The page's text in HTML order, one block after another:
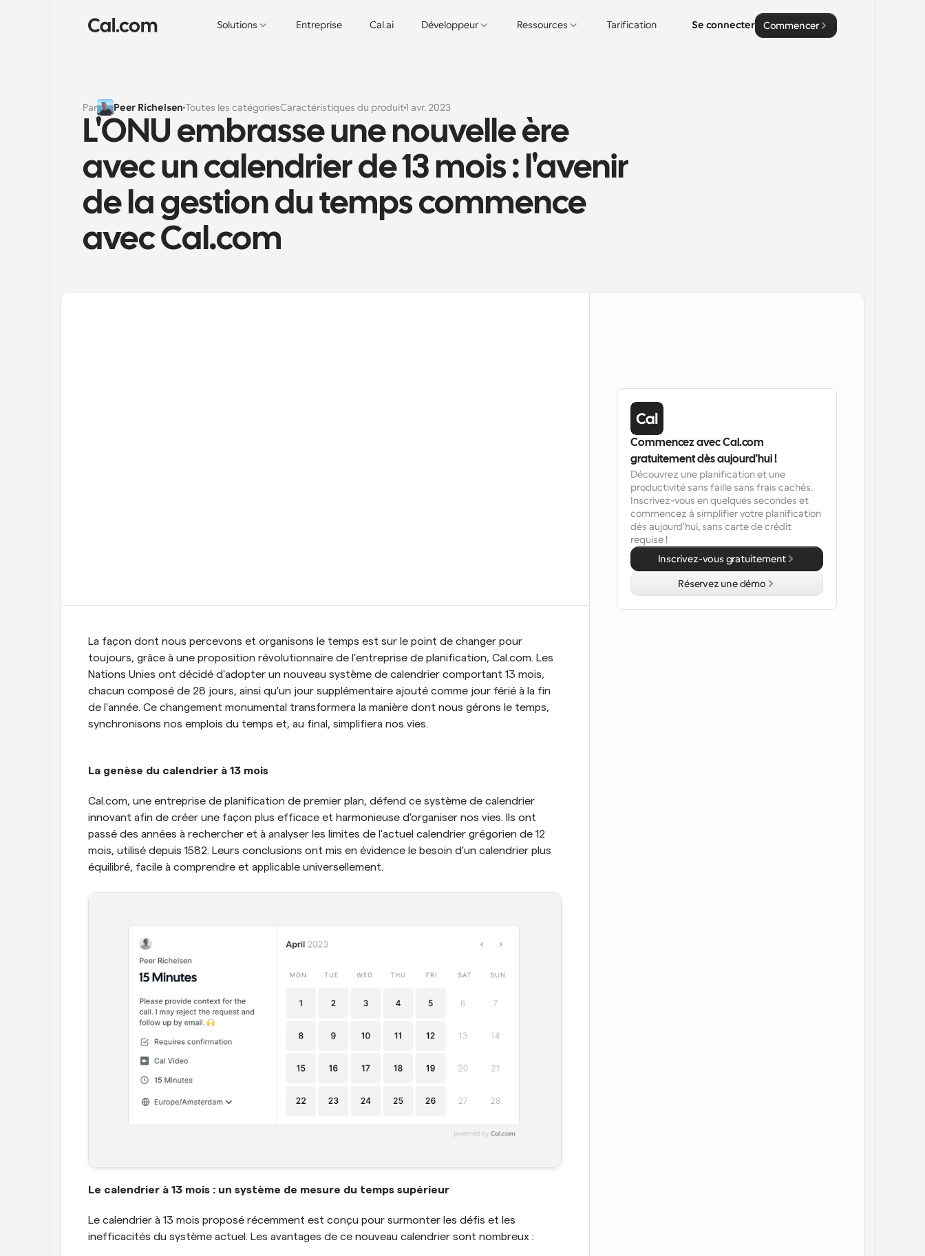
Solutions Entreprise Cal.ai Développeur Ressources Tarification Se connecter Commencer
Par Peer RichelsenToutes les catégoriesCaractéristiques du produit1 avr. 2023
L'ONU embrasse une nouvelle ère
avec un calendrier de 13 mois : l'avenir
de la gestion du temps commence
avec Cal.com
La façon dont nous percevons et organisons le temps est sur le point de changer pour
toujours, grâce à une proposition révolutionnaire de l'entreprise de planification, Cal.com. Les
Nations Unies ont décidé d'adopter un nouveau système de calendrier comportant 13 mois,
chacun composé de 28 jours, ainsi qu'un jour supplémentaire ajouté comme jour férié à la fin
de l'année. Ce changement monumental transformera la manière dont nous gérons le temps,
synchronisons nos emplois du temps et, au final, simplifiera nos vies.
La genèse du calendrier à 13 mois
Cal.com, une entreprise de planification de premier plan, défend ce système de calendrier
innovant afin de créer une façon plus efficace et harmonieuse d'organiser nos vies. Ils ont
passé des années à rechercher et à analyser les limites de l'actuel calendrier grégorien de 12
mois, utilisé depuis 1582. Leurs conclusions ont mis en évidence le besoin d'un calendrier plus
équilibré, facile à comprendre et applicable universellement.
Le calendrier à 13 mois : un système de mesure du temps supérieur
Le calendrier à 13 mois proposé récemment est conçu pour surmonter les défis et les
inefficacités du système actuel. Les avantages de ce nouveau calendrier sont nombreux :
Commencez avec Cal.com
gratuitement dès aujourd'hui !
Découvrez une planification et une
productivité sans faille sans frais cachés.
Inscrivez-vous en quelques secondes et
commencez à simplifier votre planification
dès aujourd'hui, sans carte de crédit
requise !
Inscrivez-vous gratuitement
Réservez une démo